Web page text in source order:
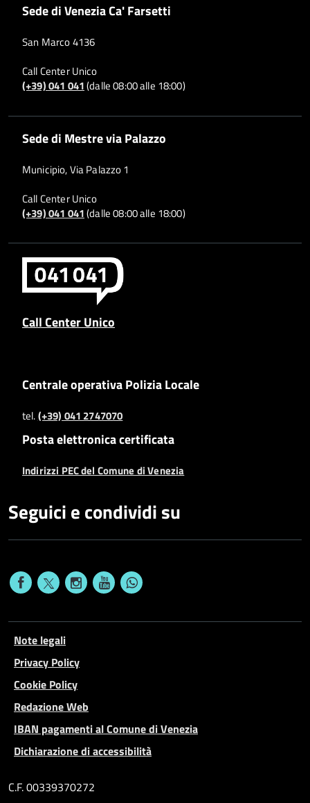
Sede di Venezia Ca' Farsetti
San Marco 4136
Call Center Unico
(+39) 041 041(dalle 08:00 alle 18:00)
Sede di Mestre via Palazzo
Municipio, Via Palazzo 1
Call Center Unico
(+39) 041 041(dalle 08:00 alle 18:00)
Call Center Unico
Centrale operativa Polizia Locale
tel.(+39) 041 2747070
Posta elettronica certificata
Indirizzi PEC del Comune di Venezia
Seguici e condividi su
Note legali
Privacy Policy
Cookie Policy
Redazione Web
IBAN pagamenti al Comune di Venezia
Dichiarazione di accessibilità
C.F. 00339370272